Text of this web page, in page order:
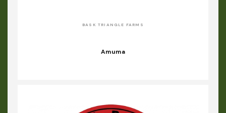
BASK TRIANGLE FARMS
Amuma